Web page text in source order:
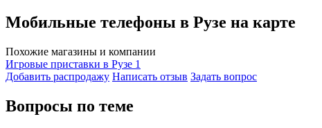
Мобильные телефоны в Рузе на карте
Похожие магазины и компании
Игровые приставки в Рузе 1
Добавить раcпродажу Написать отзыв Задать вопрос
Вопросы по теме